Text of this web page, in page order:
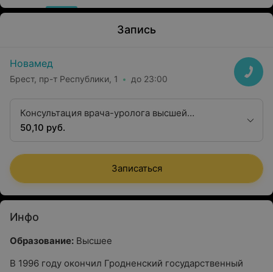
Запись
Новамед
Брест, пр-т Республики, 1 до 23:00
Консультация врача-уролога высшей
квалификационной категории
50,10 руб.
Записаться
Инфо
Образование: Высшее
В 1996 году окончил Гродненский государственный